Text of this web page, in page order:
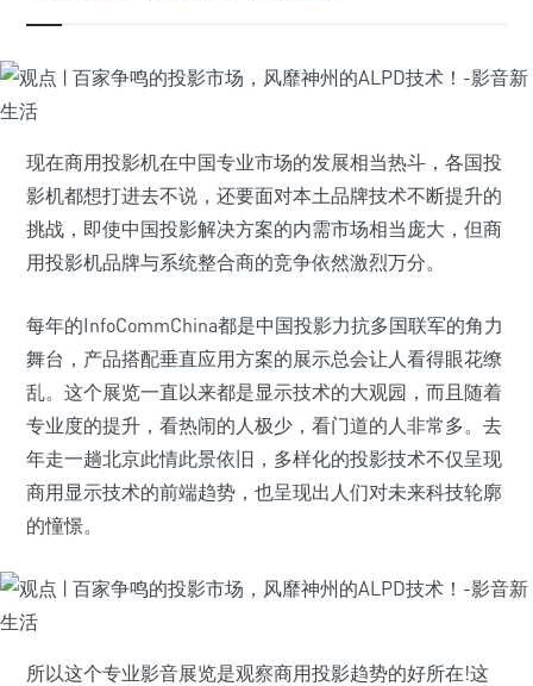
现在商用投影机在中国专业市场的发展相当热斗，各国投
影机都想打进去不说，还要面对本土品牌技术不断提升的
挑战，即使中国投影解决方案的内需市场相当庞大，但商
用投影机品牌与系统整合商的竞争依然激烈万分。
每年的InfoCommChina都是中国投影力抗多国联军的角力
舞台，产品搭配垂直应用方案的展示总会让人看得眼花缭
乱。这个展览一直以来都是显示技术的大观园，而且随着
专业度的提升，看热闹的人极少，看门道的人非常多。去
年走一趟北京此情此景依旧，多样化的投影技术不仅呈现
商用显示技术的前端趋势，也呈现出人们对未来科技轮廓
的憧憬。
所以这个专业影音展览是观察商用投影趋势的好所在!这